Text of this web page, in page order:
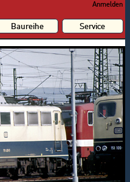
Anmelden
Baureihe Service